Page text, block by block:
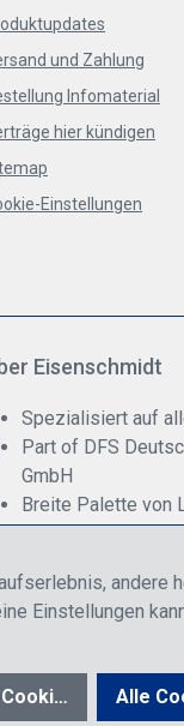
und Zahlung
Infomaterial
hier kündigen
Einstellungen
Eisenschmidt
Spezialisiert auf
Part of DFS
GmbH
Breite Palette von
und inklusive
GmbH
andere
Einstellungen
Alle